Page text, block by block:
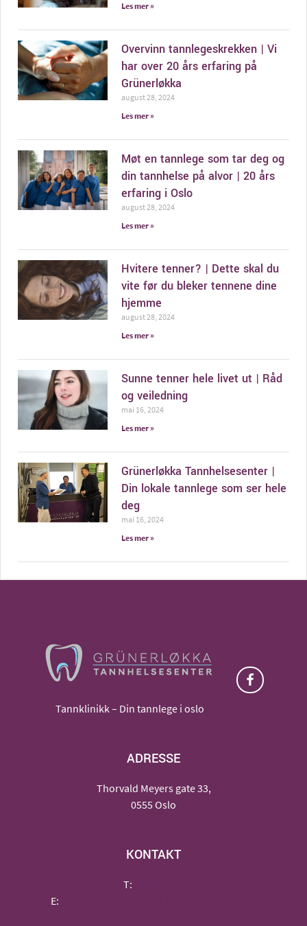
Les mer »
Overvinn tannlegeskrekken | Vi
har over 20 års erfaring på
Grünerløkka
august 28, 2024
Les mer »
Møt en tannlege som tar deg og
din tannhelse på alvor | 20 års
erfaring i Oslo
august 28, 2024
Les mer »
Hvitere tenner? | Dette skal du
vite før du bleker tennene dine
hjemme
august 28, 2024
Les mer »
Sunne tenner hele livet ut | Råd
og veiledning
mai 16, 2024
Les mer »
Grünerløkka Tannhelsesenter |
Din lokale tannlege som ser hele
deg
mai 16, 2024
Les mer »
Tannklinikk – Din tannlege i oslo
ADRESSE
Thorvald Meyers gate 33,
0555 Oslo
KONTAKT
T:
E: